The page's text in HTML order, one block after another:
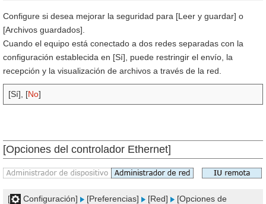
Configure si desea mejorar la seguridad para [Leer y guardar] o
[Archivos guardados].
Cuando el equipo está conectado a dos redes separadas con la
configuración establecida en [Sí], puede restringir el envío, la
recepción y la visualización de archivos a través de la red.
[Sí], [No]
[Opciones del controlador Ethernet]
[ Configuración] [Preferencias] [Red]
[Opciones de